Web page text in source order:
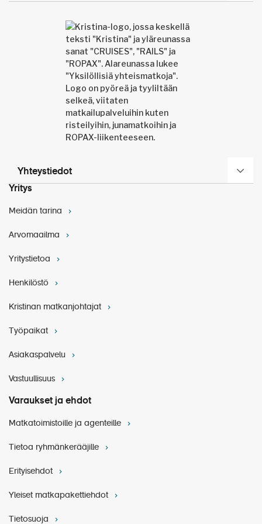
alueella. Asiantunteva opas kertoo kiehtovia
yksityiskohtia linnoituksen arkkitehtuurista ja
historiasta.
ja Novi Sad
Novi Sadista ja vie Sremski Karlovciin, jossa vuonna
rauhansopimus Rauhankappelin pyöreän pöydän
kaupunginmuseon ja Vojvodinan vanhimman apteekin.
Krušedolin 1500-luvulta peräisin olevaan luostariin,
Obrenovićin hallitsijasuvun hautoja. Retki tarjoaa
kulttuuriperintöön ennen paluuta.
Yhteystiedot
Yritys
Meidän tarina
Arvomaailma
Yritystietoa
Henkilöstö
Kristinan matkanjohtajat
Työpaikat
Asiakaspalvelu
Vastuullisuus
Varaukset ja ehdot
Matkatoimistoille ja agenteille
Tietoa ryhmänkerääjille
Erityisehdot
Yleiset matkapakettiehdot
Tietosuoja